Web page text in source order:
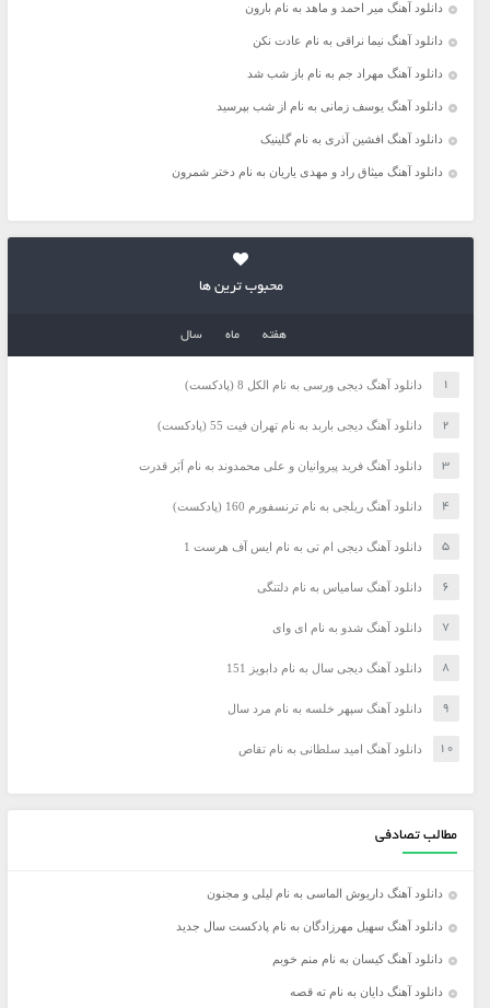
دانلود آهنگ میر احمد و ماهد به نام بارون
دانلود آهنگ نیما نراقی به نام عادت نکن
دانلود آهنگ مهراد جم به نام باز شب شد
دانلود آهنگ یوسف زمانی به نام از شب بپرسید
دانلود آهنگ افشین آذری به نام گلینیک
دانلود آهنگ میثاق راد و مهدی یاریان به نام دختر شمرون
محبوب ترین ها
هفته ماه سال
دانلود آهنگ دیجی ورسی به نام الکل 8 (پادکست)
دانلود آهنگ دیجی باربد به نام تهران فیت 55 (پادکست)
دانلود آهنگ فرید پیروانیان و علی محمدوند به نام اَبَر قدرت
دانلود آهنگ ریلجی به نام ترنسفورم 160 (پادکست)
دانلود آهنگ دیجی ام تی به نام ایس آف هرست 1
دانلود آهنگ سامیاس به نام دلتنگی
دانلود آهنگ شدو به نام ای وای
دانلود آهنگ دیجی سال به نام دابویز 151
دانلود آهنگ سپهر خلسه به نام مرد سال
دانلود آهنگ امید سلطانی به نام تقاص
مطالب تصادفی
دانلود آهنگ داریوش الماسی به نام لیلی و مجنون
دانلود آهنگ سهیل مهرزادگان به نام پادکست سال جدید
دانلود آهنگ کیسان به نام منم خوبم
دانلود آهنگ دایان به نام ته قصه